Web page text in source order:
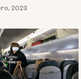
2023